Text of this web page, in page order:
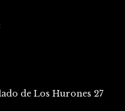
de Los Hurones 27